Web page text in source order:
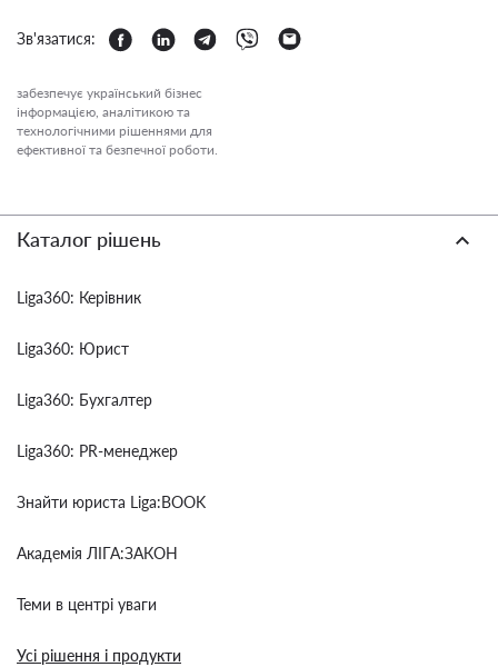
Зв'язатися:
забезпечує український бізнес
інформацією, аналітикою та
технологічними рішеннями для
ефективної та безпечної роботи.
Каталог рішень
Liga360: Керівник
Liga360: Юрист
Liga360: Бухгалтер
Liga360: PR-менеджер
Знайти юриста Liga:BOOK
Академія ЛІГА:ЗАКОН
Теми в центрі уваги
Усі рішення і продукти